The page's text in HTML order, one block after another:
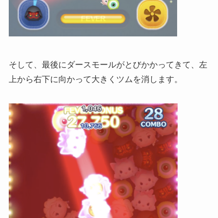
そして、最後にダースモールがとびかかってきて、左
上から右下に向かって大きくツムを消します。